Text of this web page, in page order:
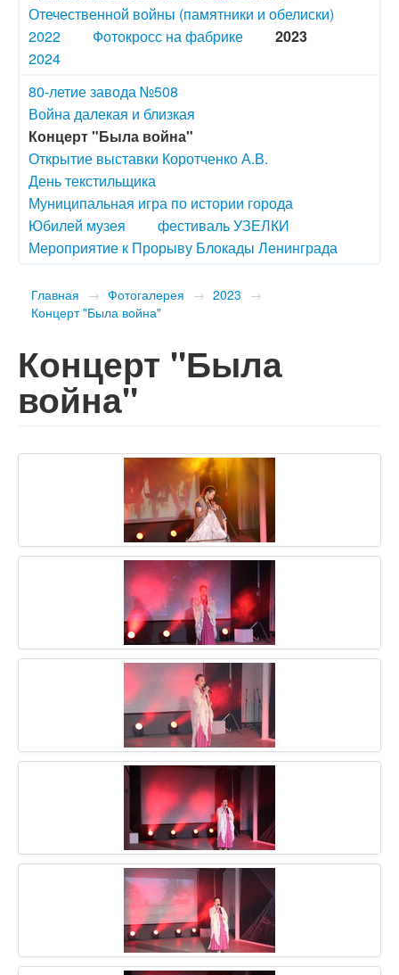
Отечественной войны (памятники и обелиски)
2022
Фотокросс на фабрике
2023
2024
80-летие завода №508
Война далекая и близкая
Концерт "Была война"
Открытие выставки Коротченко А.В.
День текстильщика
Муниципальная игра по истории города
Юбилей музея
фестиваль УЗЕЛКИ
Мероприятие к Прорыву Блокады Ленинграда
Главная → Фотогалерея → 2023 →
Концерт "Была война"
Концерт "Была
война"